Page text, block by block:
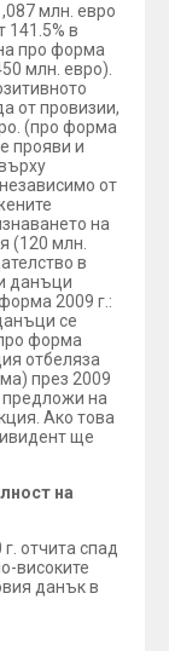
млн. евро
141.5% в
про форма
млн. евро).
от провизии,
(про форма
прояви и
от
на
(120 млн.
в
данъци
2009 г.:
се
форма
отбеляза
през 2009
предложи на
Ако това
ще
на
отчита спад
високите
данък в